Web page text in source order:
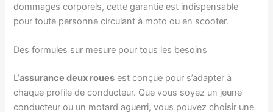
dommages corporels, cette garantie est indispensable
pour toute personne circulant à moto ou en scooter.
Des formules sur mesure pour tous les besoins
L’assurance deux roues est conçue pour s’adapter à
chaque profile de conducteur. Que vous soyez un jeune
conducteur ou un motard aguerri, vous pouvez choisir une